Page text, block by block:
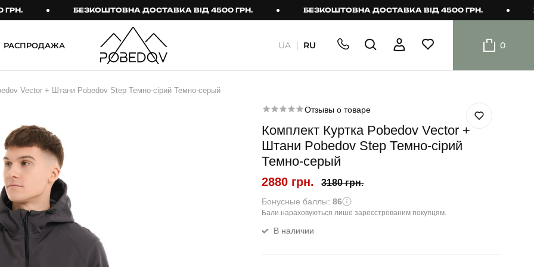
БЕЗКОШТОВНА ДОСТАВКА ВІД 4500 ГРН. БЕЗКОШТОВНА ДОСТАВКА ВІД 4500 ГРН.
Брюки
Карго
Спортивні штани
Лосины
Джинсы
КОМПЛЕКТИ
Тактичне спорядження
шорти
Шорти
РАСПРОДАЖА UA RU 0
Vector + Штани Pobedov Step Темно-сірий Темно-серый
Отзывы о товаре
Комплект Куртка Pobedov Vector +
Штани Pobedov Step Темно-сірий
Темно-серый
2880 грн. 3180 грн.
Бонусные баллы:86
Бали нараховуються лише зареєстрованим покупцям.
В наличии